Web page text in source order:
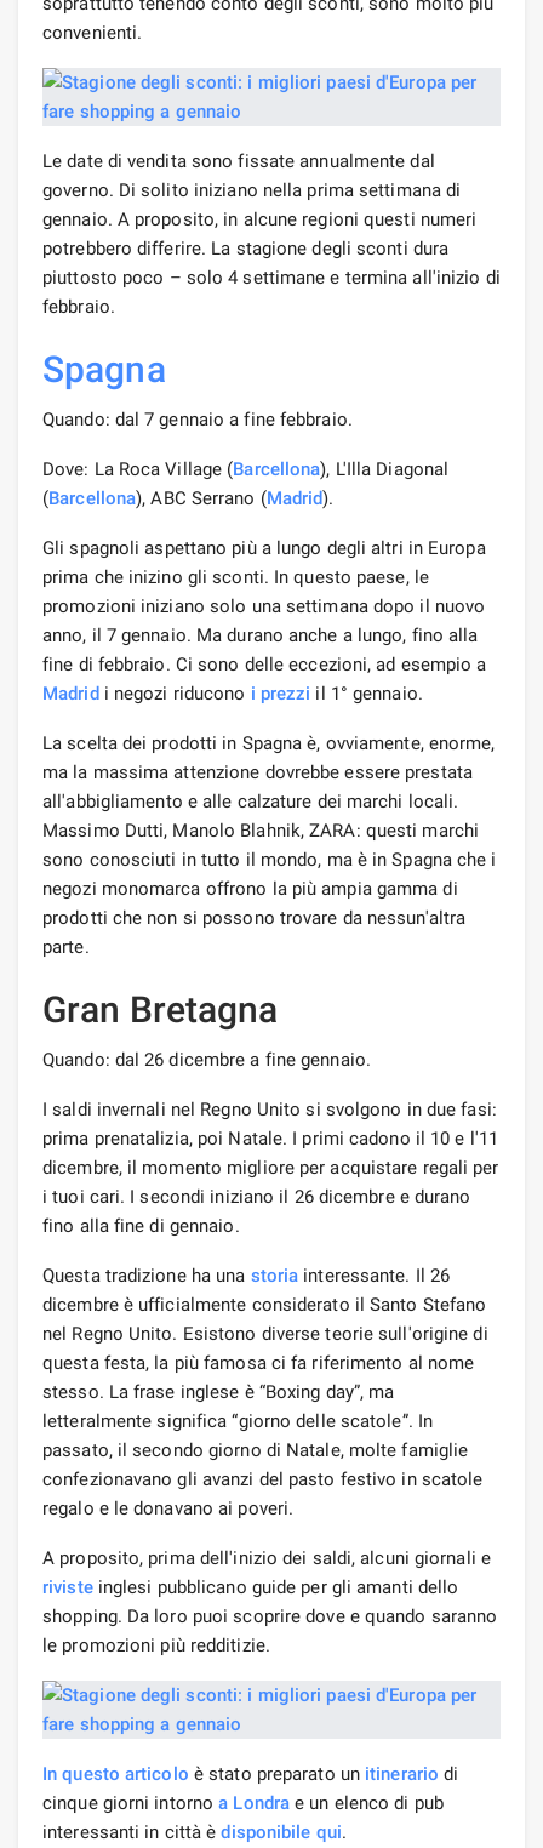
convenienti.
Le date di vendita sono fissate annualmente dal
governo. Di solito iniziano nella prima settimana di
gennaio. A proposito, in alcune regioni questi numeri
potrebbero differire. La stagione degli sconti dura
piuttosto poco – solo 4 settimane e termina all'inizio di
febbraio.
Spagna
Quando: dal 7 gennaio a fine febbraio.
Dove: La Roca Village (Barcellona), L'Illa Diagonal
(Barcellona), ABC Serrano (Madrid).
Gli spagnoli aspettano più a lungo degli altri in Europa
prima che inizino gli sconti. In questo paese, le
promozioni iniziano solo una settimana dopo il nuovo
anno, il 7 gennaio. Ma durano anche a lungo, fino alla
fine di febbraio. Ci sono delle eccezioni, ad esempio a
Madridi negozi riducono i prezzi il 1° gennaio.
La scelta dei prodotti in Spagna è, ovviamente, enorme,
ma la massima attenzione dovrebbe essere prestata
all'abbigliamento e alle calzature dei marchi locali.
Massimo Dutti, Manolo Blahnik, ZARA: questi marchi
sono conosciuti in tutto il mondo, ma è in Spagna che i
negozi monomarca offrono la più ampia gamma di
prodotti che non si possono trovare da nessun'altra
parte.
Gran Bretagna
Quando: dal 26 dicembre a fine gennaio.
I saldi invernali nel Regno Unito si svolgono in due fasi:
prima prenatalizia, poi Natale. I primi cadono il 10 e l'11
dicembre, il momento migliore per acquistare regali per
i tuoi cari. I secondi iniziano il 26 dicembre e durano
fino alla fine di gennaio.
Questa tradizione ha una storia interessante. Il 26
dicembre è ufficialmente considerato il Santo Stefano
nel Regno Unito. Esistono diverse teorie sull'origine di
questa festa, la più famosa ci fa riferimento al nome
stesso. La frase inglese è “Boxing day”, ma
letteralmente significa “giorno delle scatole”. In
passato, il secondo giorno di Natale, molte famiglie
confezionavano gli avanzi del pasto festivo in scatole
regalo e le donavano ai poveri.
A proposito, prima dell'inizio dei saldi, alcuni giornali e
rivisteinglesi pubblicano guide per gli amanti dello
shopping. Da loro puoi scoprire dove e quando saranno
le promozioni più redditizie.
In questo articolo è stato preparato un itinerario di
cinque giorni intornoa Londra e un elenco di pub
interessanti in città èdisponibile qui.